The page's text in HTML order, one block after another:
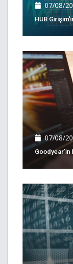
07/08/
HUB
07/08/
Goodyear'in